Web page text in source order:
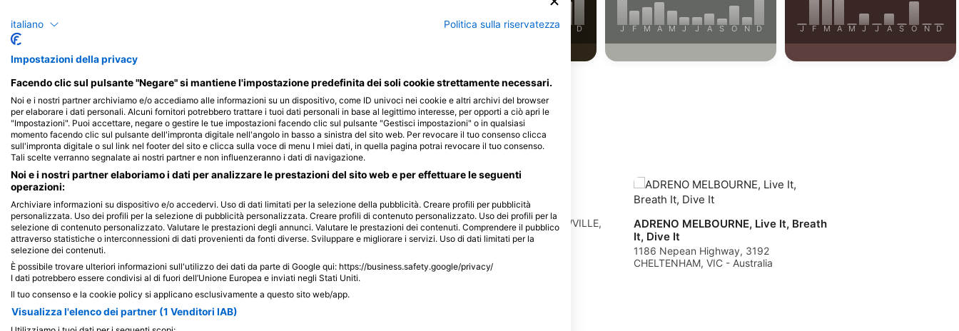
F M A M J J A S O D J F M A M J J A S O N D J F M A M J J A S O N D
Centri d'immersione che riforniscono questo sito d'immersione
SCUBA CULTURE, Xavier Le
Vagueresse
2/121 Highbury Road, 3125 Burwood, VIC
- Australia
AQUATIC ADVENTURES
2/21 Viewtech Place, 3178 ROWVILLE,
VIC - Australia
ADRENO MELBOURNE, Live It, Breath
It, Dive It
1186 Nepean Highway, 3192
CHELTENHAM, VIC - Australia
italiano Politica sulla riservatezza
Impostazioni della privacy
Facendo clic sul pulsante "Negare" si mantiene l'impostazione predefinita dei soli cookie strettamente necessari.
Noi e i nostri partner archiviamo e/o accediamo alle informazioni su un dispositivo, come ID univoci nei cookie e altri archivi del browser
per elaborare i dati personali. Alcuni fornitori potrebbero trattare i tuoi dati personali in base al legittimo interesse, per opporti a ciò apri le
"Impostazioni". Puoi accettare, negare o gestire le tue impostazioni facendo clic sul pulsante "Gestisci impostazioni" o in qualsiasi
momento facendo clic sul pulsante dell'impronta digitale nell'angolo in basso a sinistra del sito web. Per revocare il tuo consenso clicca
sull'impronta digitale o sul link nel footer del sito e clicca sulla voce di menu I miei dati, in quella pagina potrai revocare il tuo consenso.
Tali scelte verranno segnalate ai nostri partner e non influenzeranno i dati di navigazione.
Noi e i nostri partner elaboriamo i dati per analizzare le prestazioni del sito web e per effettuare le seguenti
operazioni:
Archiviare informazioni su dispositivo e/o accedervi. Uso di dati limitati per la selezione della pubblicità. Creare profili per pubblicità
personalizzata. Uso dei profili per la selezione di pubblicità personalizzata. Creare profili di contenuto personalizzato. Uso dei profili per la
selezione di contenuto personalizzato. Valutare le prestazioni degli annunci. Valutare le prestazioni dei contenuti. Comprendere il pubblico
attraverso statistiche o interconnessioni di dati provenienti da fonti diverse. Sviluppare e migliorare i servizi. Uso di dati limitati per la
selezione dei contenuti.
È possibile trovare ulteriori informazioni sull'utilizzo dei dati da parte di Google qui: https://business.safety.google/privacy/
I dati potrebbero essere condivisi al di fuori dell’Unione Europea e inviati negli Stati Uniti.
Il tuo consenso e la cookie policy si applicano esclusivamente a questo sito web/app.
Visualizza l'elenco dei partner (1 Venditori IAB)